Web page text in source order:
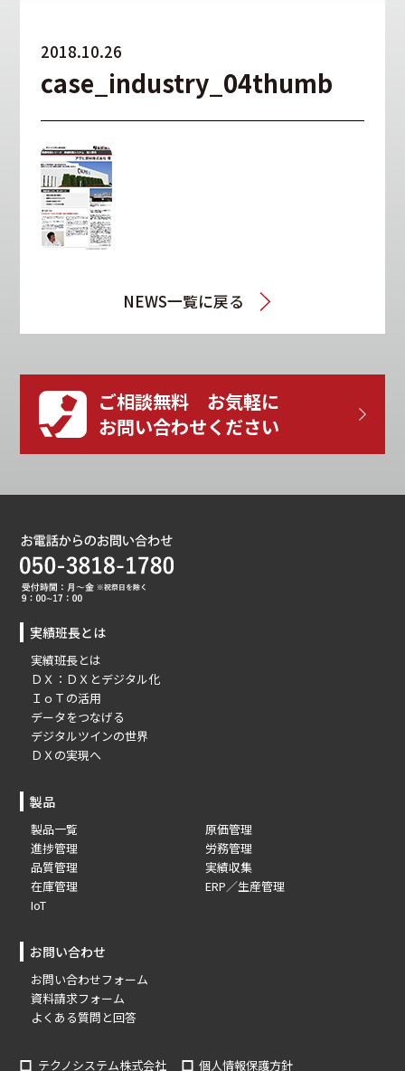
2018.10.26
case_industry_04thumb
NEWS一覧に戻る
ご相談無料 お気軽に
お問い合わせください
実績班長とは
実績班長とは
ＤＸ：ＤＸとデジタル化
ＩｏＴの活用
データをつなげる
デジタルツインの世界
ＤＸの実現へ
製品
製品一覧
進捗管理
品質管理
在庫管理
IoT
原価管理
労務管理
実績収集
ERP／生産管理
お問い合わせ
お問い合わせフォーム
資料請求フォーム
よくある質問と回答
テクノシステム株式会社 個人情報保護方針